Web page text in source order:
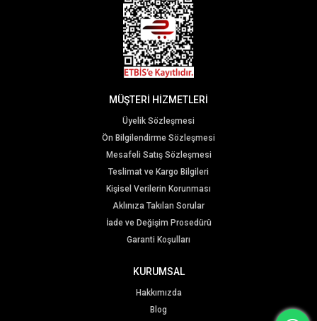
MÜŞTERİ HİZMETLERİ
Üyelik Sözleşmesi
Ön Bilgilendirme Sözleşmesi
Mesafeli Satış Sözleşmesi
Teslimat ve Kargo Bilgileri
Kişisel Verilerin Korunması
Aklınıza Takılan Sorular
İade ve Değişim Prosedürü
Garanti Koşulları
KURUMSAL
Hakkımızda
Blog